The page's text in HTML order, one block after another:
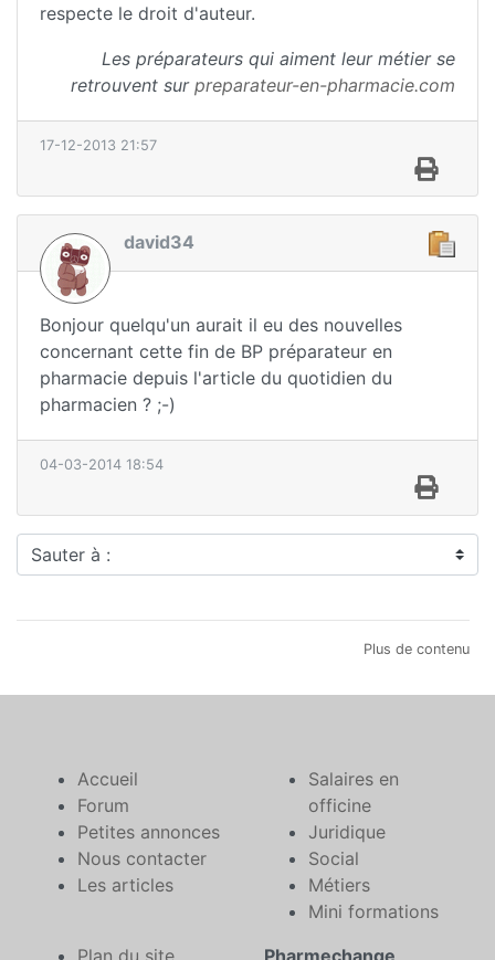
respecte le droit d'auteur.
Les préparateurs qui aiment leur métier se
retrouvent sur preparateur-en-pharmacie.com
17-12-2013 21:57
david34
Bonjour quelqu'un aurait il eu des nouvelles
concernant cette fin de BP préparateur en
pharmacie depuis l'article du quotidien du
pharmacien ? ;-)
04-03-2014 18:54
Sauter à :
Plus de contenu
Accueil
Forum
Petites annonces
Nous contacter
Les articles
Salaires en
officine
Juridique
Social
Métiers
Mini formations
Plan du site
Pharmechange